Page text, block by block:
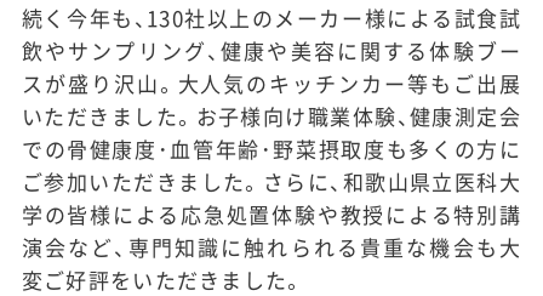
続く今年も、130社以上のメーカー様による試食試
飲やサンプリング、健康や美容に関する体験ブー
スが盛り沢山。大人気のキッチンカー等もご出展
いただきました。お子様向け職業体験、健康測定会
での骨健康度･血管年齢･野菜摂取度も多くの方に
ご参加いただきました。さらに、和歌山県立医科大
学の皆様による応急処置体験や教授による特別講
演会など、専門知識に触れられる貴重な機会も大
変ご好評をいただきました。